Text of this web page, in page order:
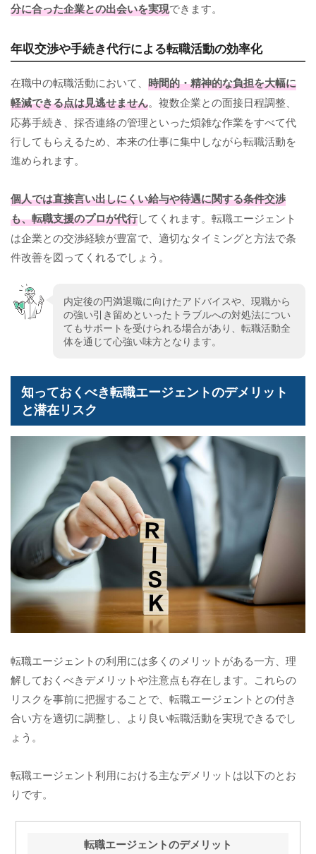
分に合った企業との出会いを実現できます。
年収交渉や手続き代行による転職活動の効率化
在職中の転職活動において、 時間的・精神的な負担を大幅に
軽減できる点は見逃せません。複数企業との面接日程調整、
応募手続き、採否連絡の管理といった煩雑な作業をすべて代
行してもらえるため、本来の仕事に集中しながら転職活動を
進められます。
個人では直接言い出しにくい給与や待遇に関する条件交渉
も、転職支援のプロが代行してくれます。転職エージェント
は企業との交渉経験が豊富で、適切なタイミングと方法で条
件改善を図ってくれるでしょう。
内定後の円満退職に向けたアドバイスや、現職から
の強い引き留めといったトラブルへの対処法につい
てもサポートを受けられる場合があり、転職活動全
体を通じて心強い味方となります。
知っておくべき転職エージェントのデメリット
と潜在リスク
転職エージェントの利用には多くのメリットがある一方、理
解しておくべきデメリットや注意点も存在します。これらの
リスクを事前に把握することで、転職エージェントとの付き
合い方を適切に調整し、より良い転職活動を実現できるでし
ょう。
転職エージェント利用における主なデメリットは以下のとお
りです。
転職エージェントのデメリット